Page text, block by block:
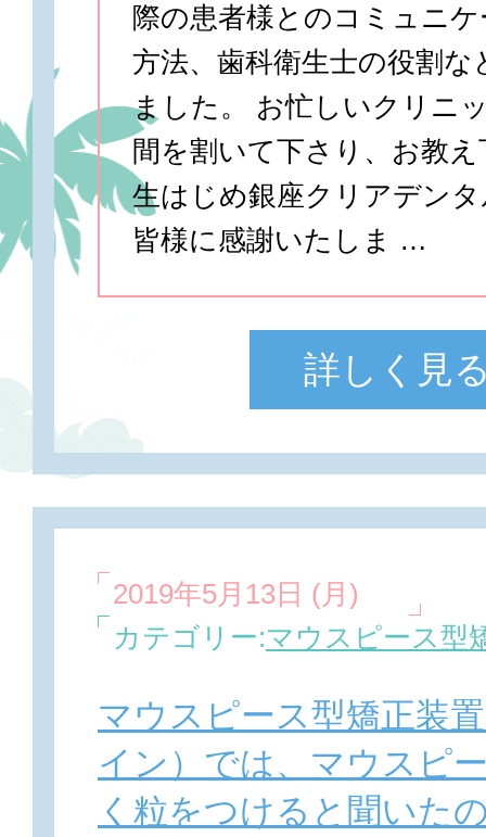
際の患者様とのコミュニ
方法、歯科衛生士の役割
ました。 お忙しいクリニ
間を割いて下さり、お教
生はじめ銀座クリアデン
皆様に感謝いたしま …
詳しく見
2019年5月13日 (月)
カテゴリー:マウスピース型
マウスピース型矯正装
イン）では、マウスピ
く粒をつけると聞いた